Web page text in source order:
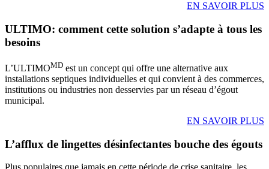
EN SAVOIR PLUS
ULTIMO: comment cette solution s’adapte à tous les
besoins
L’ULTIMOMD est un concept qui offre une alternative aux
installations septiques individuelles et qui convient à des commerces,
institutions ou industries non desservies par un réseau d’égout
municipal.
EN SAVOIR PLUS
L’afflux de lingettes désinfectantes bouche des égouts